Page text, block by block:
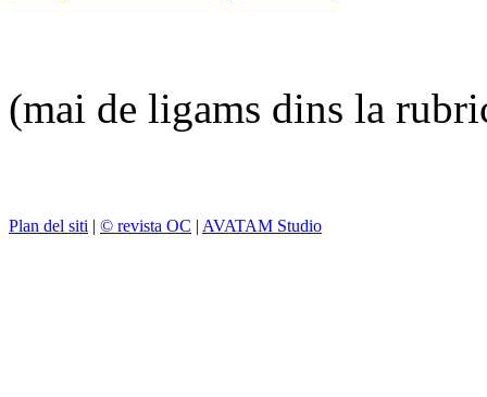
(mai de ligams dins la
Plan del siti | © revista OC | AVATAM Studio